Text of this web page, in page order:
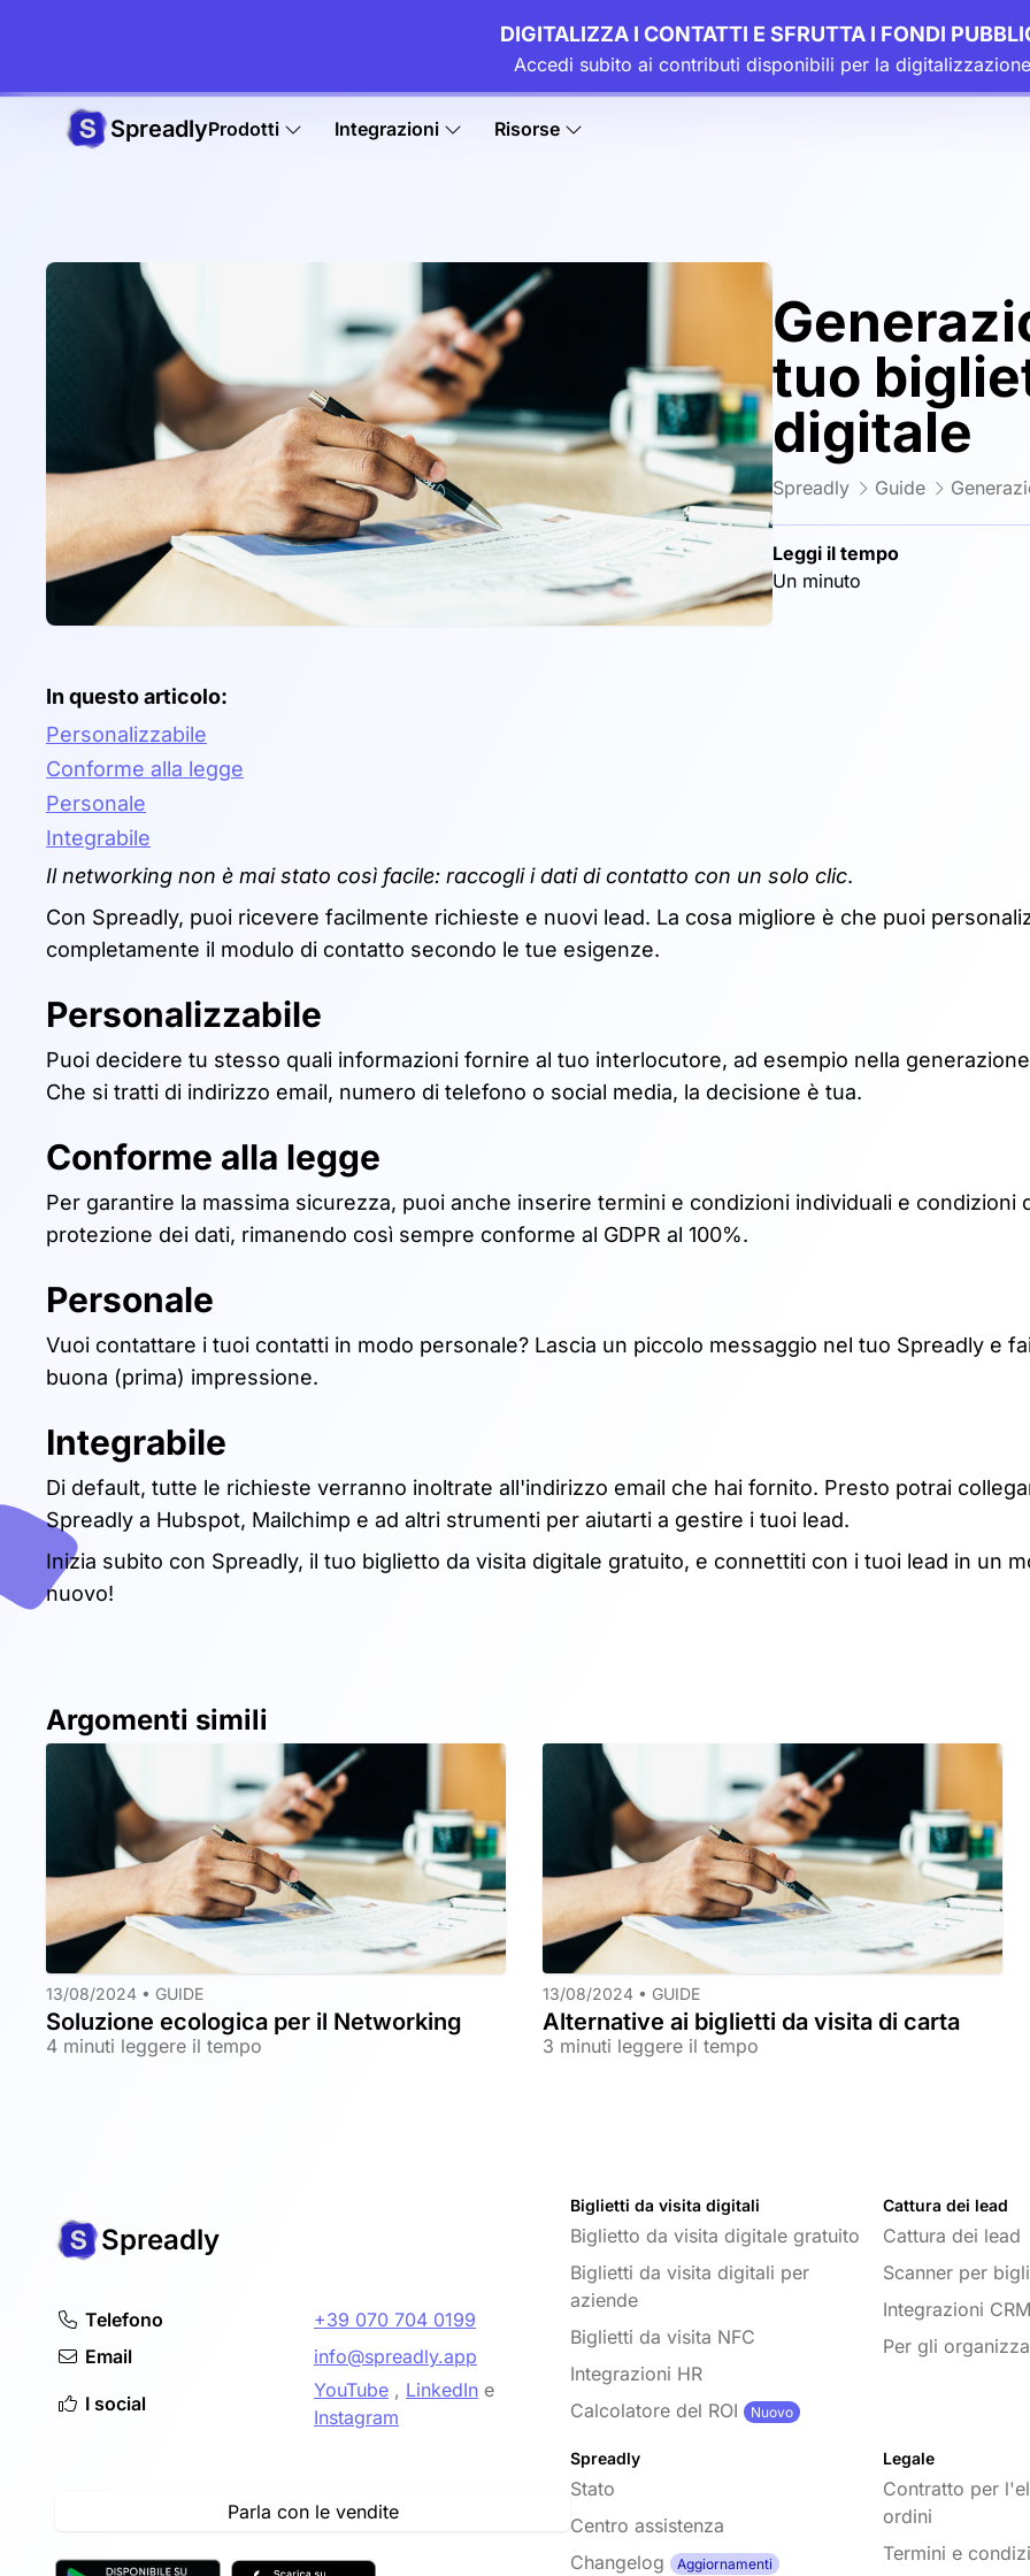
DIGITALIZZA I CONTATTI E SFRUTTA I FONDI
Accedi subito ai contributi disponibili per la digitalizzazione
SpreadlyProdotti Integrazioni Risorse
tuo
digitale
Spreadly Guide
Leggi il tempo
Un minuto
In questo articolo:
Personalizzabile
Conforme alla legge
Personale
Integrabile
Il networking non è mai stato così facile: raccogli i dati di contatto con un solo clic.
Con Spreadly, puoi ricevere facilmente richieste e nuovi lead. La cosa migliore è che puoi
completamente il modulo di contatto secondo le tue esigenze.
Personalizzabile
Puoi decidere tu stesso quali informazioni fornire al tuo interlocutore, ad esempio nella
Che si tratti di indirizzo email, numero di telefono o social media, la decisione è tua.
Conforme alla legge
Per garantire la massima sicurezza, puoi anche inserire termini e condizioni individuali e condizioni
protezione dei dati, rimanendo così sempre conforme al GDPR al 100%.
Personale
Vuoi contattare i tuoi contatti in modo personale? Lascia un piccolo messaggio nel tuo Spreadly e
buona (prima) impressione.
Integrabile
Di default, tutte le richieste verranno inoltrate all'indirizzo email che hai fornito. Presto potrai
Spreadly a Hubspot, Mailchimp e ad altri strumenti per aiutarti a gestire i tuoi lead.
Inizia subito con Spreadly, il tuo biglietto da visita digitale gratuito, e connettiti con i tuoi lead in un
nuovo!
Argomenti simili
13/08/2024 • GUIDE
Soluzione ecologica per il Networking
4 minuti leggere il tempo
13/08/2024 • GUIDE
Alternative ai biglietti da visita di carta
3 minuti leggere il tempo
Spreadly
Telefono
+39 070 704 0199
Email
info@spreadly.app
I social
YouTube , LinkedIn e
Instagram
Parla con le vendite
Biglietti da visita digitali
Biglietto da visita digitale gratuito
Biglietti da visita digitali per
aziende
Biglietti da visita NFC
Integrazioni HR
Calcolatore del ROI
Nuovo
Cattura dei lead
Cattura dei lead
Scanner per
Integrazioni CRM
Per gli
Spreadly
Stato
Centro assistenza
Changelog
Aggiornamenti
Legale
Contratto per
ordini
Termini e